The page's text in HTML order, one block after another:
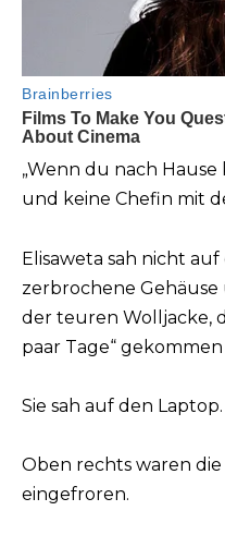
„Wenn du nach Hause
und keine Chefin mit
Elisaweta sah nicht
zerbrochene
der teuren Wolljacke,
paar Tage“ gekommen
Sie sah auf den Laptop.
Oben rechts waren
eingefroren.